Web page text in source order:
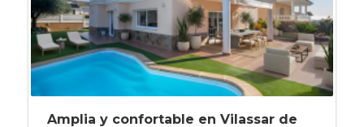
Amplia y confortable en Vilassar de